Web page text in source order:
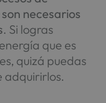
necesarios
. Si logras
que es
quizá puedas
adquirirlos.